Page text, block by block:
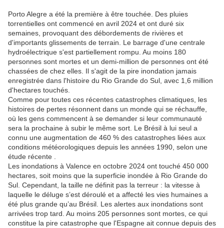
Porto Alegre a été la première à être touchée. Des pluies
torrentielles ont commencé en avril 2024 et ont duré six
semaines, provoquant des débordements de rivières et
d'importants glissements de terrain. Le barrage d'une centrale
hydroélectrique s'est partiellement rompu. Au moins 180
personnes sont mortes et un demi-million de personnes ont été
chassées de chez elles. Il s'agit de la pire inondation jamais
enregistrée dans l'histoire du Rio Grande do Sul, avec 1,6 million
d'hectares touchés.
Comme pour toutes ces récentes catastrophes climatiques, les
histoires de pertes résonnent dans un monde qui se réchauffe,
où les gens commencent à se demander si leur communauté
sera la prochaine à subir le même sort. Le Brésil à lui seul a
connu une augmentation de 460 % des catastrophes liées aux
conditions météorologiques depuis les années 1990, selon une
étude récente .
Les inondations à Valence en octobre 2024 ont touché 450 000
hectares, soit moins que la superficie inondée à Rio Grande do
Sul. Cependant, la taille ne définit pas la terreur : la vitesse à
laquelle le déluge s’est déroulé et a affecté les vies humaines a
été plus grande qu’au Brésil. Les alertes aux inondations sont
arrivées trop tard. Au moins 205 personnes sont mortes, ce qui
constitue la pire catastrophe que l'Espagne ait connue depuis des